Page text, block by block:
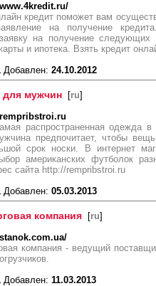
кредит поможет вам
на получение
на получение следующих
и ипотека. Взять кредит
Добавлен: 24.10.2012
для мужчин [ru]
распространенная одежда
предпочитает, чтобы
срок носки. В интернет
американских футболок
сайта http://rempribstroi.ru
Добавлен: 05.03.2013
компания [ru]
компания - ведущий
Добавлен: 11.03.2013